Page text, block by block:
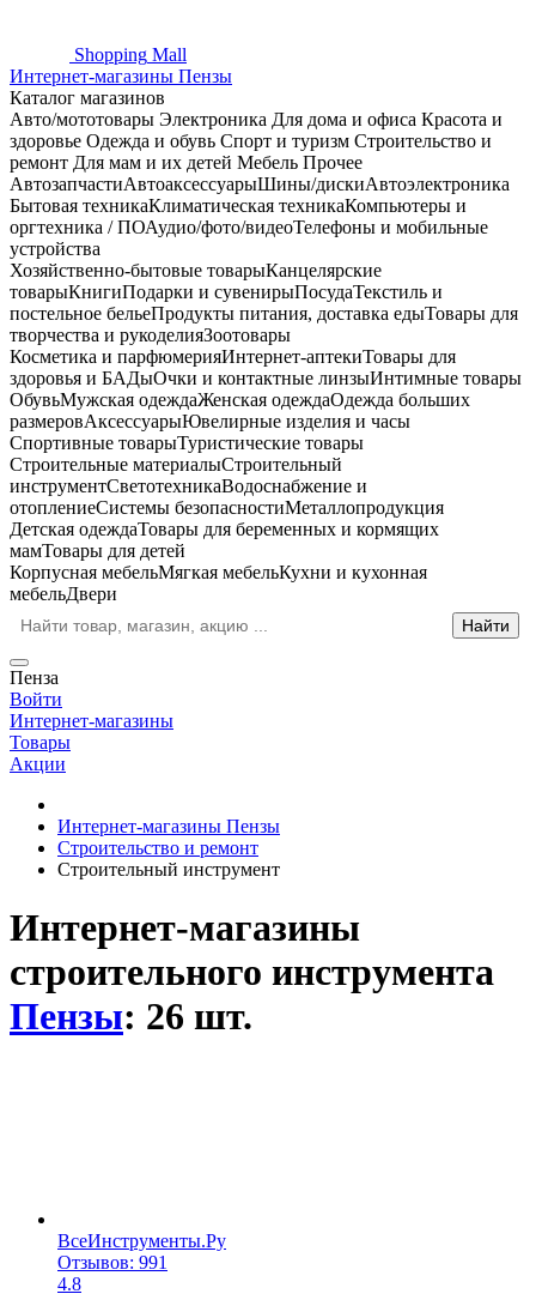
Shopping Mall
Интернет-магазины Пензы
Каталог магазинов
Авто/мототовары Электроника Для дома и офиса Красота и
здоровье Одежда и обувь Спорт и туризм Строительство и
ремонт Для мам и их детей Мебель Прочее
АвтозапчастиАвтоаксессуарыШины/дискиАвтоэлектроника
Бытовая техникаКлиматическая техникаКомпьютеры и
оргтехника / ПОАудио/фото/видеоТелефоны и мобильные
устройства
Хозяйственно-бытовые товарыКанцелярские
товарыКнигиПодарки и сувенирыПосудаТекстиль и
постельное бельеПродукты питания, доставка едыТовары для
творчества и рукоделияЗоотовары
Косметика и парфюмерияИнтернет-аптекиТовары для
здоровья и БАДыОчки и контактные линзыИнтимные товары
ОбувьМужская одеждаЖенская одеждаОдежда больших
размеровАксессуарыЮвелирные изделия и часы
Спортивные товарыТуристические товары
Строительные материалыСтроительный
инструментСветотехникаВодоснабжение и
отоплениеСистемы безопасностиМеталлопродукция
Детская одеждаТовары для беременных и кормящих
мамТовары для детей
Корпусная мебельМягкая мебельКухни и кухонная
мебельДвери
Пенза
Войти
Интернет-магазины
Товары
Акции
Интернет-магазины Пензы
Строительство и ремонт
Строительный инструмент
Интернет-магазины
строительного инструмента
Пензы: 26 шт.
ВсеИнструменты.Ру
Отзывов: 991
4.8